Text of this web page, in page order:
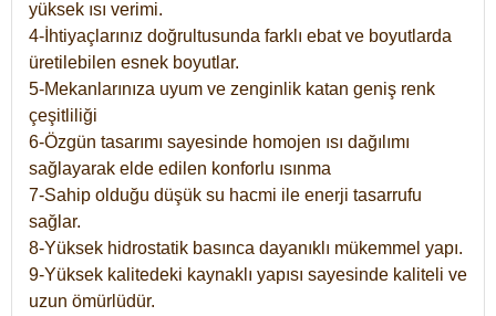
yüksek ısı verimi.
4-İhtiyaçlarınız doğrultusunda farklı ebat ve boyutlarda
üretilebilen esnek boyutlar.
5-Mekanlarınıza uyum ve zenginlik katan geniş renk
çeşitliliği
6-Özgün tasarımı sayesinde homojen ısı dağılımı
sağlayarak elde edilen konforlu ısınma
7-Sahip olduğu düşük su hacmi ile enerji tasarrufu
sağlar.
8-Yüksek hidrostatik basınca dayanıklı mükemmel yapı.
9-Yüksek kalitedeki kaynaklı yapısı sayesinde kaliteli ve
uzun ömürlüdür.